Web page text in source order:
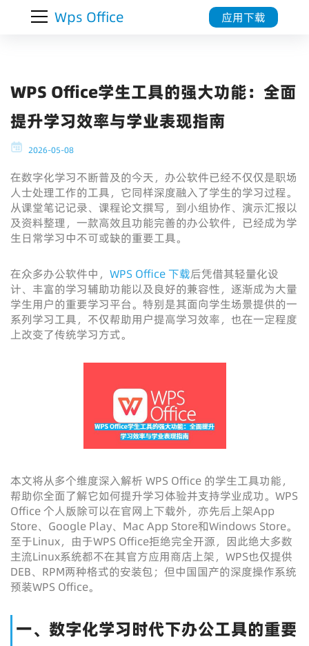
Wps Office 应用下载
WPS Office学生工具的强大功能：全面
提升学习效率与学业表现指南
2026-05-08
在数字化学习不断普及的今天，办公软件已经不仅仅是职场
人士处理工作的工具，它同样深度融入了学生的学习过程。
从课堂笔记记录、课程论文撰写，到小组协作、演示汇报以
及资料整理，一款高效且功能完善的办公软件，已经成为学
生日常学习中不可或缺的重要工具。
在众多办公软件中， WPS Office 下载后凭借其轻量化设
计、丰富的学习辅助功能以及良好的兼容性，逐渐成为大量
学生用户的重要学习平台。特别是其面向学生场景提供的一
系列学习工具，不仅帮助用户提高学习效率，也在一定程度
上改变了传统学习方式。
本文将从多个维度深入解析 WPS Office 的学生工具功能，
帮助你全面了解它如何提升学习体验并支持学业成功。WPS
Office 个人版除可以在官网上下载外，亦先后上架App
Store、Google Play、Mac App Store和Windows Store。
至于Linux，由于WPS Office拒绝完全开源，因此绝大多数
主流Linux系统都不在其官方应用商店上架，WPS也仅提供
DEB、RPM两种格式的安装包；但中国国产的深度操作系统
预装WPS Office。
一、数字化学习时代下办公工具的重要